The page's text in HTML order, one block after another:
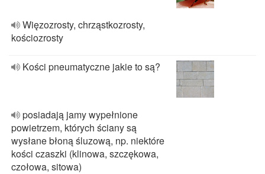
Więzozrosty, chrząstkozrosty,
kościozrosty
Kości pneumatyczne jakie to są?
posiadają jamy wypełnione
powietrzem, których ściany są
wysłane błoną śluzową, np. niektóre
kości czaszki (klinowa, szczękowa,
czołowa, sitowa)